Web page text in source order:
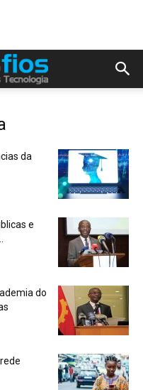
da
e
do